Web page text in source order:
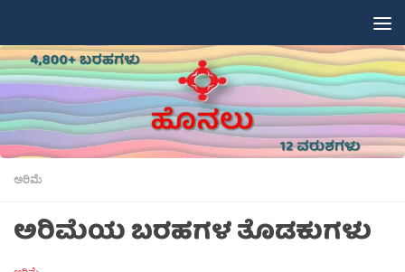
ಅರಿಮೆ
ಅರಿಮೆಯ ಬರಹಗಳ ತೊಡಕುಗಳು